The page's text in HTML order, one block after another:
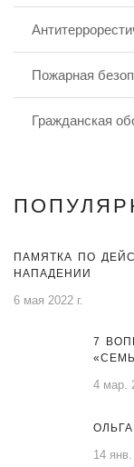
Пожарная
Гражданская
ПАМЯТКА ПО
НАПАДЕНИИ
6 мая 2022 г.
7
4 мар.
14 янв.